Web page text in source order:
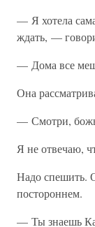
— Я хотела
ждать, —
— Дома все
Она
— Смотри,
Я не отвечаю,
Надо спешить.
постороннем.
— Ты знаешь